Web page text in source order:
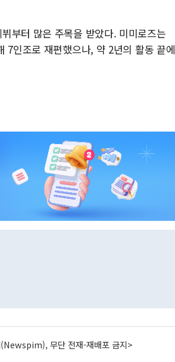
부터 많은 주목을 받았다. 미미로즈는
7인조로 재편했으나, 약 2년의 활동 끝에
(Newspim), 무단 전재-재배포 금지>